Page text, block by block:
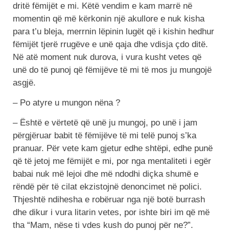
dritë fëmijët e mi. Këtë vendim e kam marrë në
momentin që më kërkonin një akullore e nuk kisha
para t’u bleja, merrnin lëpinin lugët që i kishin hedhur
fëmijët tjerë rrugëve e unë qaja dhe vdisja çdo ditë.
Në atë moment nuk durova, i vura kusht vetes që
unë do të punoj që fëmijëve të mi të mos ju mungojë
asgjë.
– Po atyre u mungon nëna ?
– Është e vërtetë që unë ju mungoj, po unë i jam
përgjëruar babit të fëmijëve të mi telë punoj s’ka
pranuar. Për vete kam gjetur edhe shtëpi, edhe punë
që të jetoj me fëmijët e mi, por nga mentaliteti i egër
babai nuk më lejoi dhe më ndodhi diçka shumë e
rëndë për të cilat ekzistojnë denoncimet në polici.
Thjeshtë ndihesha e robëruar nga një botë burrash
dhe dikur i vura litarin vetes, por ishte biri im që më
tha “Mam, nëse ti vdes kush do punoj për ne?”.